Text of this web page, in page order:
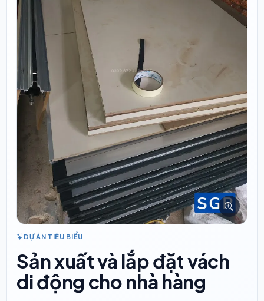
DỰ ÁN TIÊU BIỂU
Sản xuất và lắp đặt vách
di động cho nhà hàng